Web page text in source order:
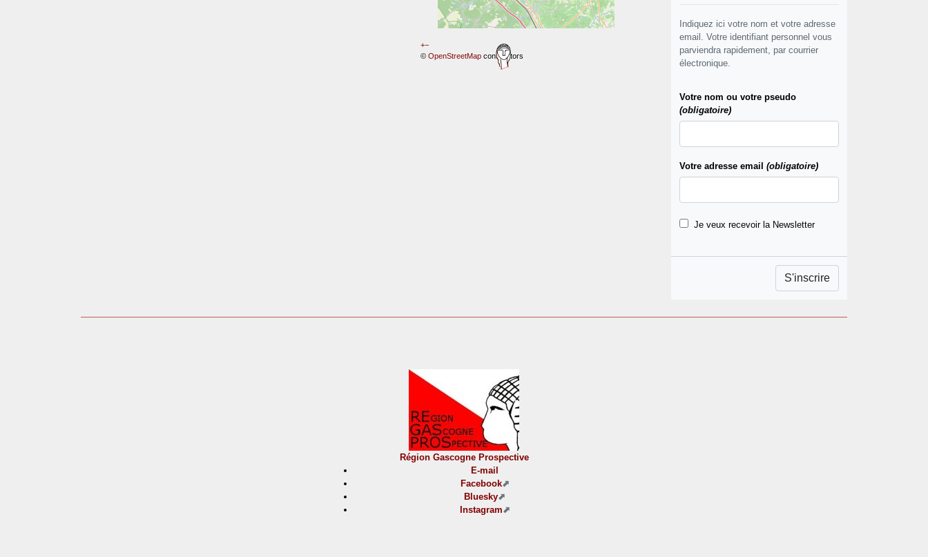
+−
© OpenStreetMapcontributors
Indiquez ici votre nom et votre adresse
email. Votre identifiant personnel vous
parviendra rapidement, par courrier
électronique.
Votre nom ou votre pseudo
(obligatoire)
Votre adresse email (obligatoire)
Je veux recevoir la Newsletter
Région Gascogne Prospective
E-mail
Facebook
Bluesky
Instagram